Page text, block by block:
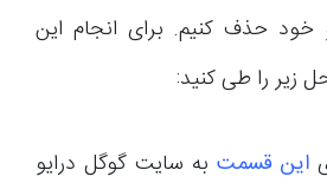
حذف کنیم. برای انجام این
زیر را طی کنید:
این قسمت به سایت گوگل درایو